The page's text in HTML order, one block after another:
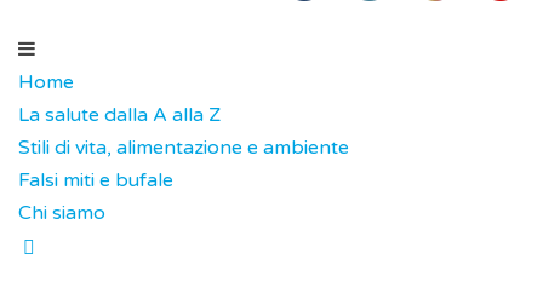
Home
La salute dalla A alla Z
Stili di vita, alimentazione e ambiente
Falsi miti e bufale
Chi siamo